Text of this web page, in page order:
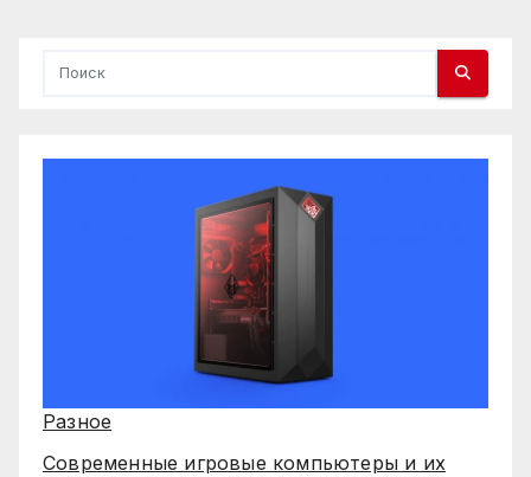
Разное
Современные игровые компьютеры и их